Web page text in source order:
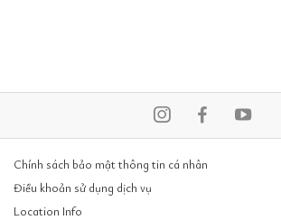
Chính sách bảo mật thông tin cá nhân
Điều khoản sử dụng dịch vụ
Location Info